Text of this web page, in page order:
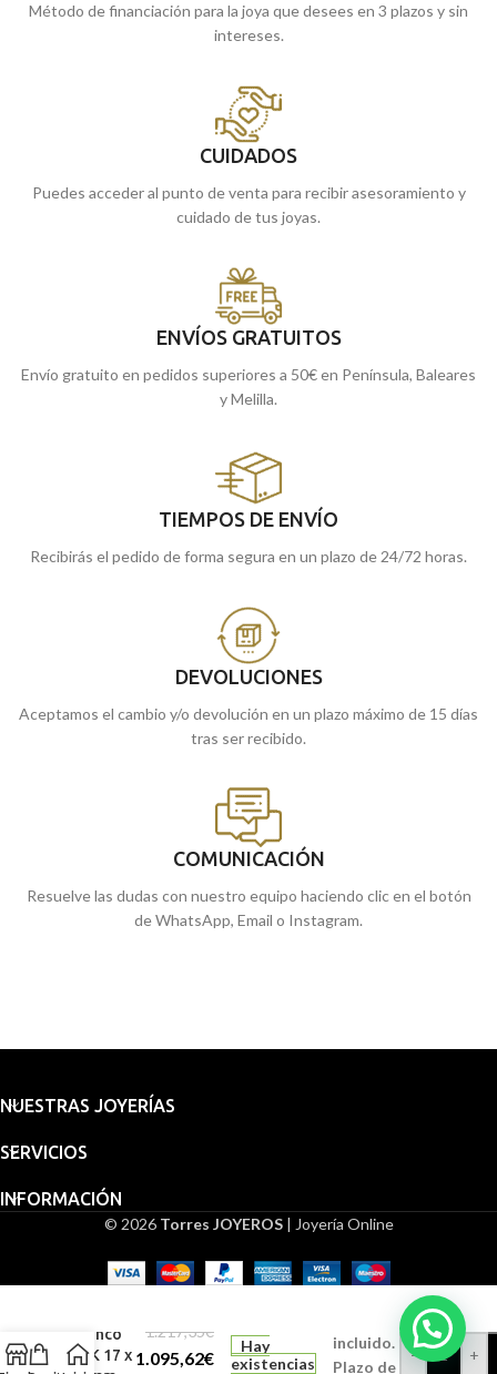
Método de financiación para la joya que desees en 3 plazos y sin
intereses.
CUIDADOS
Puedes acceder al punto de venta para recibir asesoramiento y
cuidado de tus joyas.
ENVÍOS GRATUITOS
Envío gratuito en pedidos superiores a 50€ en Península, Baleares
y Melilla.
TIEMPOS DE ENVÍO
Recibirás el pedido de forma segura en un plazo de 24/72 horas.
DEVOLUCIONES
Aceptamos el cambio y/o devolución en un plazo máximo de 15 días
tras ser recibido.
COMUNICACIÓN
Resuelve las dudas con nuestro equipo haciendo clic en el botón
de WhatsApp, Email o Instagram.
NUESTRAS JOYERÍAS
SERVICIOS
INFORMACIÓN
© 2026 Torres JOYEROS| Joyería Online
Gemelos
Hombre
Blanco
18K 17 x
1.217,35€
1.095,62€
Hay
existencias
Embalaje
incluido.
Plazo de
- +